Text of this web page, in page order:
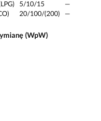
5/10/15
20/100/(200)
—
—
(WpW)